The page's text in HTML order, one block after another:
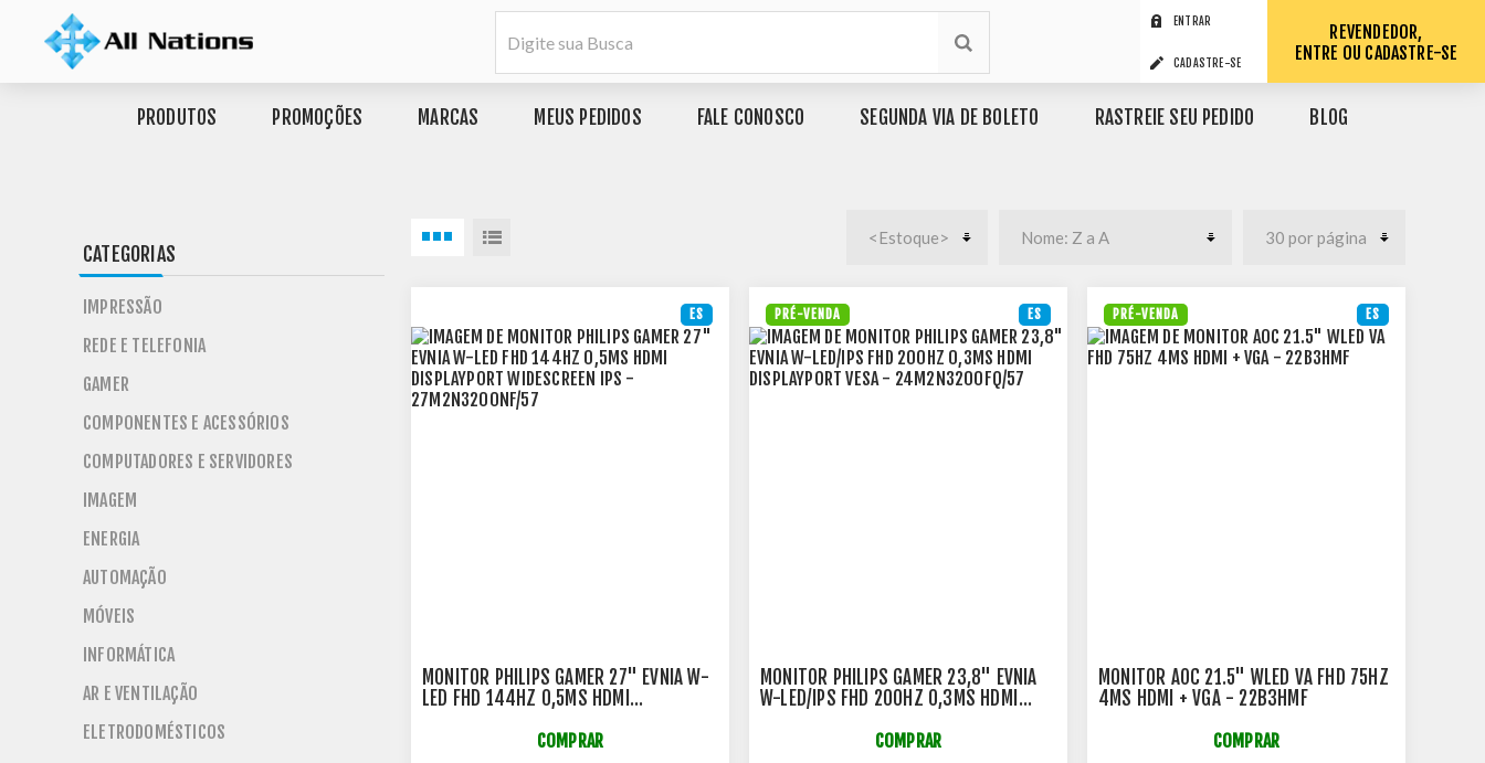
ENTRAR
CADASTRE-SE
REVENDEDOR,
ENTRE OU CADASTRE-SE
PRODUTOS PROMOÇÕES MARCAS MEUS PEDIDOS FALE CONOSCO SEGUNDA VIA DE BOLETO RASTREIE SEU PEDIDO BLOG
ES
MONITOR PHILIPS GAMER 27" EVNIA W-
LED FHD 144HZ 0,5MS HDMI
27M2N3200NF/57COMPRAR
ES
PRÉ-VENDA
MONITOR PHILIPS GAMER 23,8" EVNIA
W-LED/IPS FHD 200HZ 0,3MS HDMI
COMPRAR
ES
PRÉ-VENDA
MONITOR AOC 21.5" WLED VA FHD 75HZ
4MS HDMI + VGA - 22B3HMF
COMPRAR
CATEGORIAS
IMPRESSÃO
REDE E TELEFONIA
GAMER
COMPONENTES E ACESSÓRIOS
COMPUTADORES E SERVIDORES
IMAGEM
ENERGIA
AUTOMAÇÃO
MÓVEIS
INFORMÁTICA
AR E VENTILAÇÃO
ELETRODOMÉSTICOS